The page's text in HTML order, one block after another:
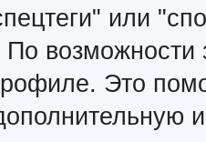
или
По возможности
Это